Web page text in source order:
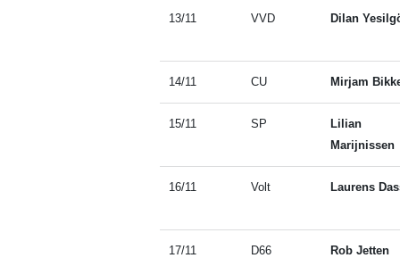
13/11 VVD Dilan
14/11 CU Mirjam
15/11 SP
Lilian
Marijnissen
16/11 Volt Laurens
17/11 D66 Rob Jetten